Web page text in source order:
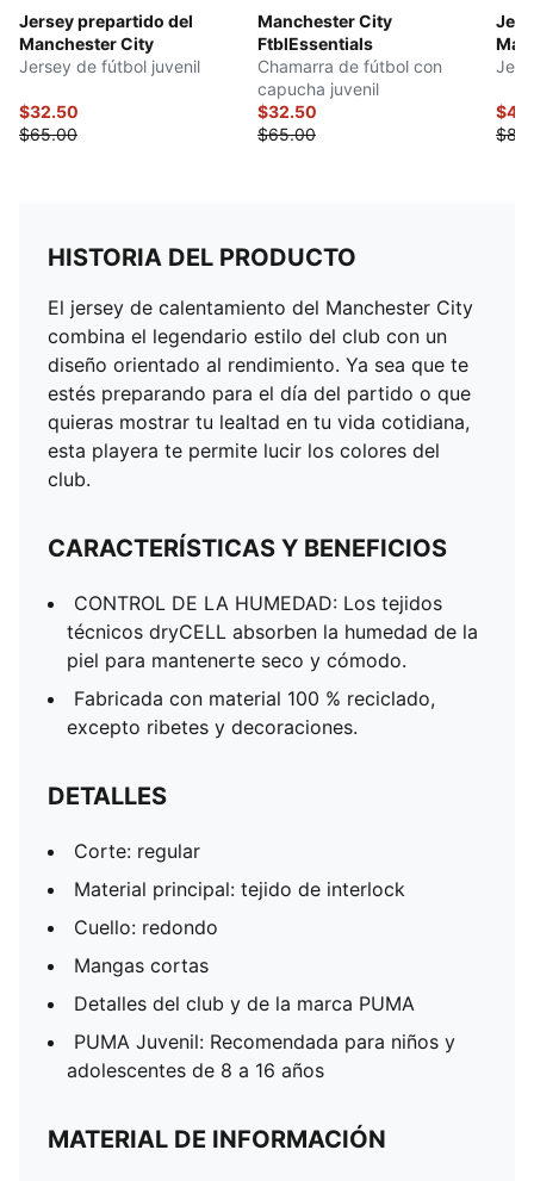
Jersey prepartido del
Manchester City
Jersey de fútbol juvenil
$32.50
$65.00
Manchester City
FtblEssentials
Chamarra de fútbol con
capucha juvenil
$32.50
$65.00
HISTORIA DEL PRODUCTO
El jersey de calentamiento del Manchester City
combina el legendario estilo del club con un
diseño orientado al rendimiento. Ya sea que te
estés preparando para el día del partido o que
quieras mostrar tu lealtad en tu vida cotidiana,
esta playera te permite lucir los colores del
club.
CARACTERÍSTICAS Y BENEFICIOS
CONTROL DE LA HUMEDAD: Los tejidos
técnicos dryCELL absorben la humedad de la
piel para mantenerte seco y cómodo.
Fabricada con material 100 % reciclado,
excepto ribetes y decoraciones.
DETALLES
Corte: regular
Material principal: tejido de interlock
Cuello: redondo
Mangas cortas
Detalles del club y de la marca PUMA
PUMA Juvenil: Recomendada para niños y
adolescentes de 8 a 16 años
MATERIAL DE INFORMACIÓN